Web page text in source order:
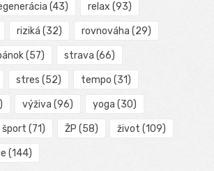
(43) relax (93)
riziká (32) rovnováha (29)
(57) strava (66)
stres (52) tempo (31)
výživa (96) yoga (30)
šport (71) ŽP (58) život (109)
(144)